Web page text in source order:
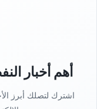
أهم أخبار
اشترك لتصلك أبرز